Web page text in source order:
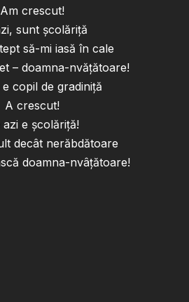
Am crescut!
sunt școlăriță
să-mi iasă în cale
– doamna-nvățătoare!
copil de gradiniță
A crescut!
azi e școlăriță!
decât nerăbdătoare
doamna-nvâțătoare!